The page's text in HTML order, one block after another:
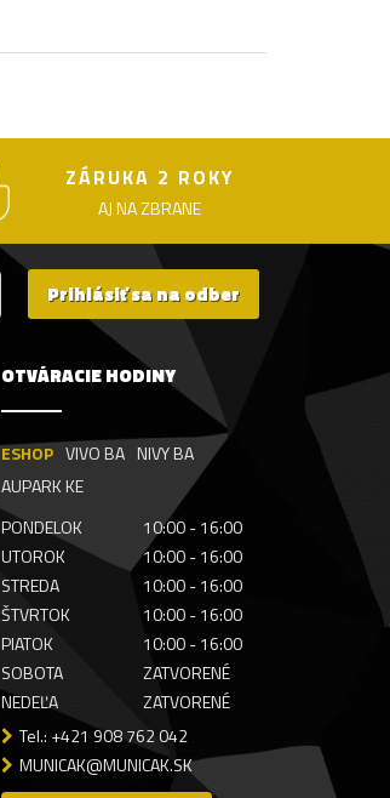
ZÁRUKA 2 ROKY
AJ NA ZBRANE
Prihlásiť sa na odber
OTVÁRACIE HODINY
ESHOP VIVO BA NIVY BA
AUPARK KE
PONDELOK
10:00 - 16:00
UTOROK
10:00 - 16:00
STREDA
10:00 - 16:00
ŠTVRTOK
10:00 - 16:00
PIATOK
10:00 - 16:00
SOBOTA
ZATVORENÉ
NEDEĽA
ZATVORENÉ
Tel.: +421 908 762 042
MUNICAK@MUNICAK.SK